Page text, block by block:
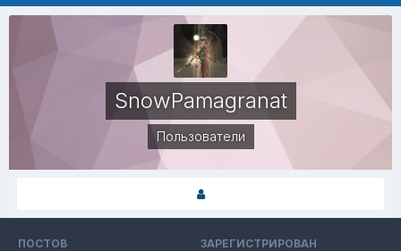
SnowPamagranat
Пользователи
ПОСТОВ ЗАРЕГИСТРИРОВАН